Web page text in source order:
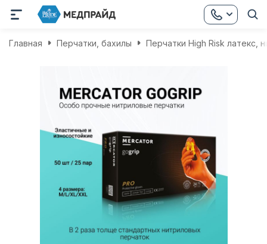
Главная Перчатки, бахилы Перчатки High Risk латекс,